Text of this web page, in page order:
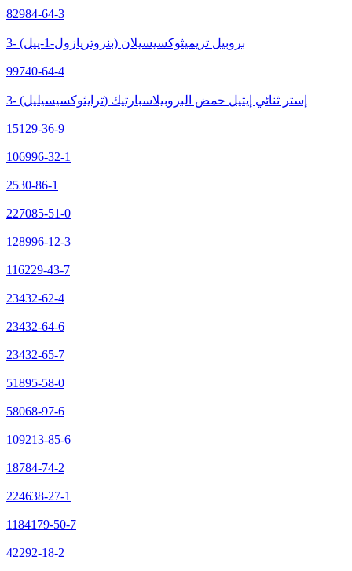
82984-64-3
3- (بنزوتريازول-1-ييل) بروبيل تريميثوكسيسيلان
99740-64-4
3- (ترايثوكسيسيليل) إستر ثنائي إيثيل حمض البروبيلاسبارتيك
15129-36-9
106996-32-1
2530-86-1
227085-51-0
128996-12-3
116229-43-7
23432-62-4
23432-64-6
23432-65-7
51895-58-0
58068-97-6
109213-85-6
18784-74-2
224638-27-1
1184179-50-7
42292-18-2